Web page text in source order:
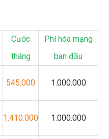
Cước
tháng
Phí hòa mạng
ban đầu
545.000 1.000.000
1.410.000 1.000.000